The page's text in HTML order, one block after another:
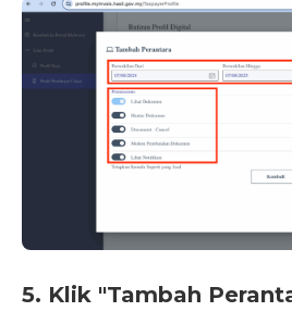
5. Klik "Tambah